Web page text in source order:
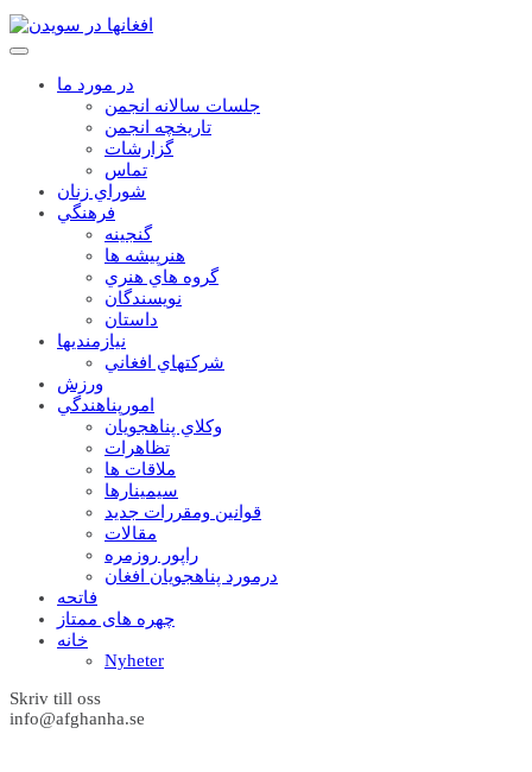
در مورد ما
جلسات سالانه انجمن
تاریخچه انجمن
گزارشات
تماس
شوراي زنان
فرهنگي
گنجينه
هنرپيشه ها
گروه هاي هنري
نويسندگان
داستان
نيازمنديها
شرکتهاي افغاني
ورزش
امورپناهندگي
وکلاي پناهجويان
تظاهرات
ملاقات ها
سيمينارها
قوانين ومقررات جديد
مقالات
راپور روزمره
درمورد پناهجويان افغان
فاتحه
چهره های ممتاز
خانه
Nyheter
Skriv till oss
info@afghanha.se